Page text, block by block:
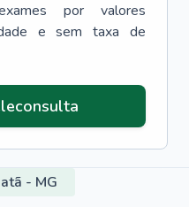
por valores
e sem taxa de
- MG